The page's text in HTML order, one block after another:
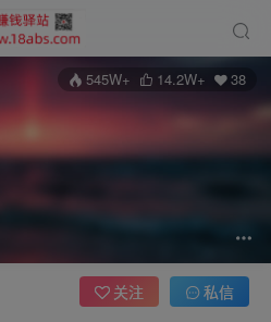
545W+ 14.2W+ 38
关注 私信